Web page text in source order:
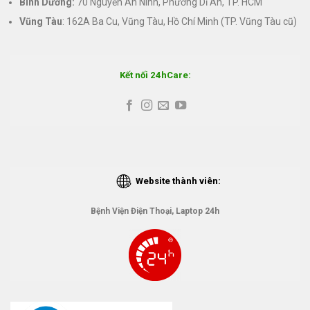
Vũng Tàu: 162A Ba Cu, Vũng Tàu, Hồ Chí Minh (TP. Vũng Tàu cũ)
Kết nối 24hCare:
Website thành viên:
Bệnh Viện Điện Thoại, Laptop 24h